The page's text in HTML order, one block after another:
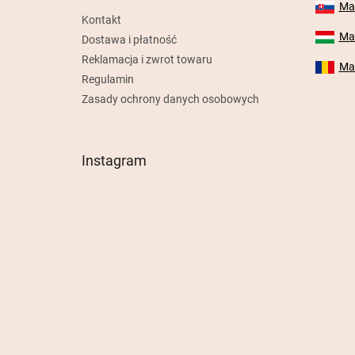
Kontakt
Dostawa i płatność
Reklamacja i zwrot towaru
Regulamin
Zasady ochrony danych osobowych
Instagram